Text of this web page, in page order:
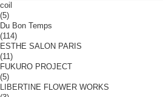
coil
(5)
Du Bon Temps
(114)
ESTHE SALON PARIS
(11)
FUKURO PROJECT
(5)
LIBERTINE FLOWER WORKS